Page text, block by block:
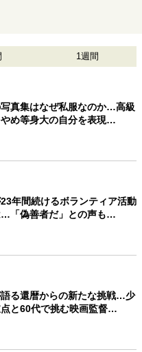
1週間
真集はなぜ私服なのか…高級
め等身大の自分を表現…
年間続けるボランティア活動
…「偽善者だ」との声も…
る還暦からの新たな挑戦…少
と60代で挑む映画監督…